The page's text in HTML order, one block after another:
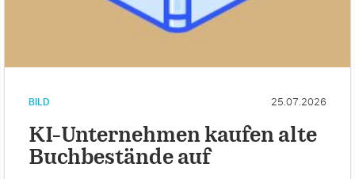
BILD 25.07.2026
KI-Unternehmen kaufen alte
Buchbestände auf